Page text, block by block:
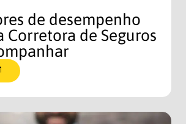
de desempenho
Corretora de Seguros